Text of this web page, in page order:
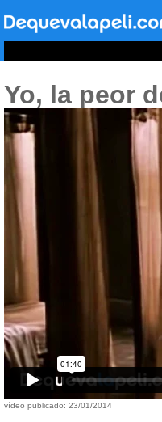
Yo, la peor
vídeo publicado: 23/01/2014